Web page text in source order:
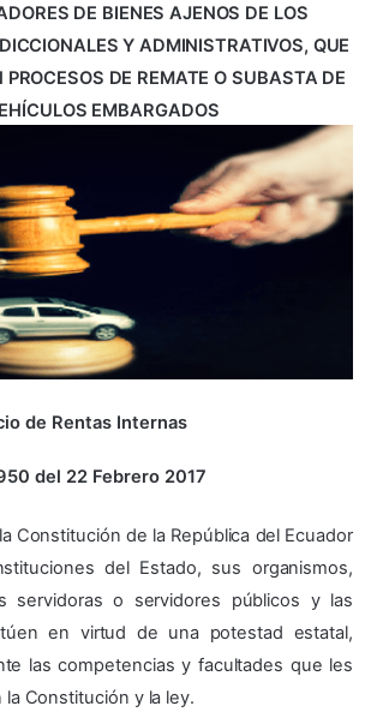
DE BIENES AJENOS DE LOS
Y ADMINISTRATIVOS, QUE
PROCESOS DE REMATE O SUBASTA DE
EMBARGADOS
de Rentas Internas
del 22 Febrero 2017
Constitución de la República del Ecuador
del Estado, sus organismos,
servidoras o servidores públicos y las
en virtud de una potestad estatal,
las competencias y facultades que les
Constitución y la ley.